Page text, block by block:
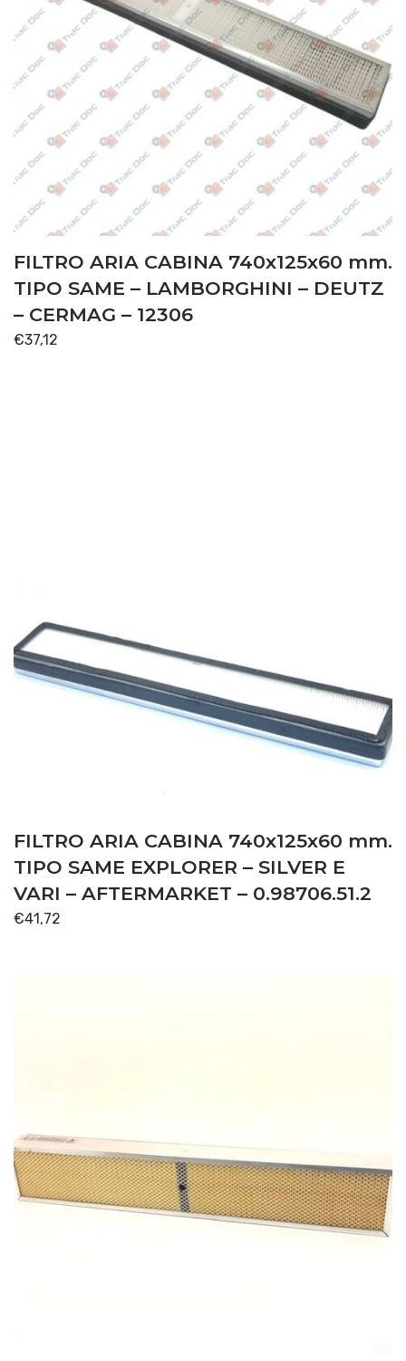
FILTRO ARIA CABINA 740x125x60 mm.
TIPO SAME – LAMBORGHINI – DEUTZ
– CERMAG – 12306
€37,12
FILTRO ARIA CABINA 740x125x60 mm.
TIPO SAME EXPLORER – SILVER E
VARI – AFTERMARKET – 0.98706.51.2
€41,72